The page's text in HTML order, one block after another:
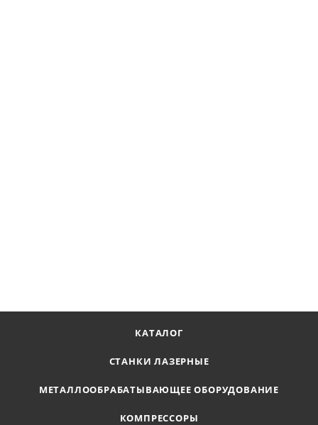
КАТАЛОГ
СТАНКИ ЛАЗЕРНЫЕ
МЕТАЛЛООБРАБАТЫВАЮЩЕЕ ОБОРУДОВАНИЕ
КОМПРЕССОРЫ